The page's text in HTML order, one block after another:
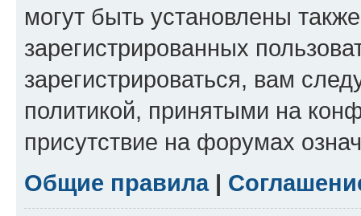
могут быть установлены
зарегистрированных
зарегистрироваться, вам
политикой, принятыми на
присутствие на форумах
Общие правила|